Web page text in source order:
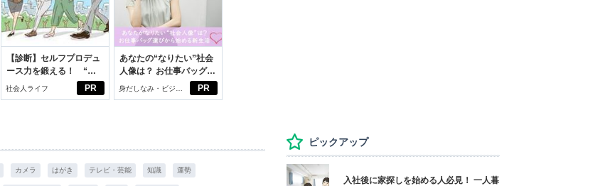
PR
【診断】セルフプロデュ
ース力を鍛える！ “ジ
ブン観”診断
社会人ライフ PR
あなたの“なりたい”社会
人像は？ お仕事バッグ選
びから始める新生活
身だしなみ・ビジネ
スアイテム
カメラ はがき テレビ・芸能 知識 運勢
ピックアップ
入社後に家探しを始める人必見！ 一人暮